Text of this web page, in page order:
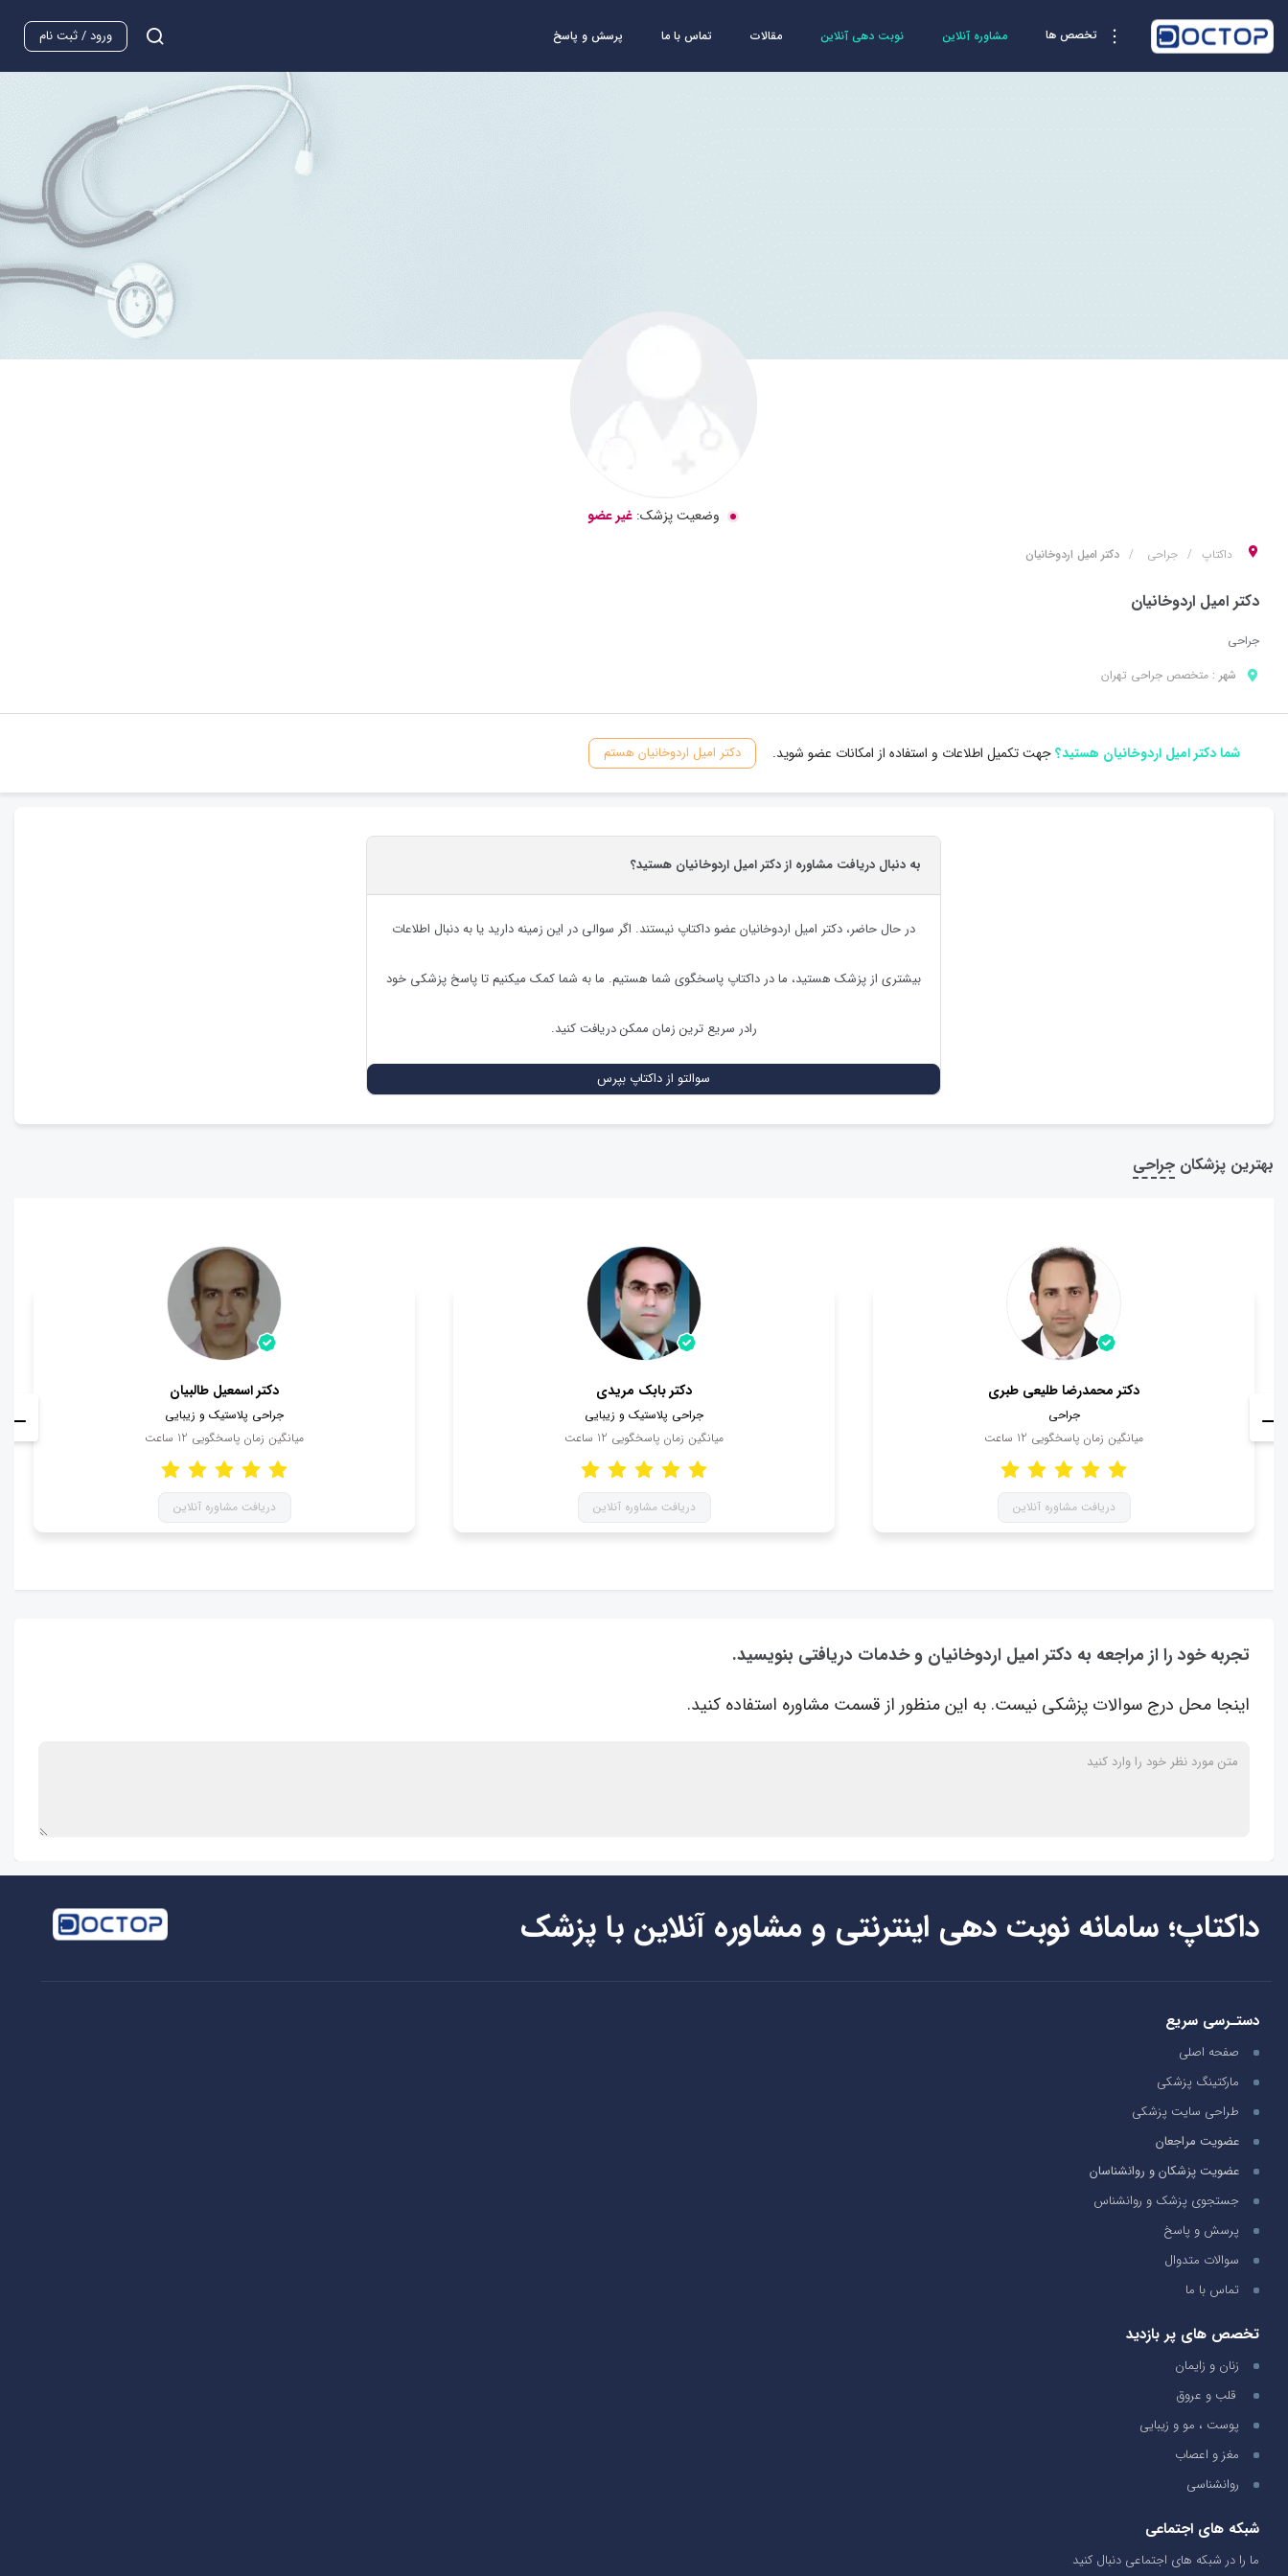
تخصص ها مشاوره آنلاین نوبت دهی آنلاین مقالات تماس با ما پرسش و پاسخ ورود / ثبت نام
وضعیت پزشک: غیر عضو
داکتاپ جراحی دکتر امیل اردوخانیان
دکتر امیل اردوخانیان
جراحی
شهر : متخصص جراحی تهران
شما دکتر امیل اردوخانیان هستید؟جهت تکمیل اطلاعات و استفاده از امکانات عضو شوید. دکتر امیل اردوخانیان هستم
به دنبال دریافت مشاوره از دکتر امیل اردوخانیان هستید؟
در حال حاضر، دکتر امیل اردوخانیانعضو داکتاپ نیستند. اگر سوالی در این زمینه دارید یا به دنبال اطلاعات
بیشتری از پزشک هستید، ما در داکتاپ پاسخگوی شما هستیم. ما به شما کمک میکنیم تا پاسخ پزشکی خود
رادر سریع ترین زمان ممکن دریافت کنید.
سوالتو از داکتاپ بپرس
بهترین پزشکان جراحی
دکتر اسمعیل طالبیان
جراحی پلاستیک و زیبایی
میانگین زمان پاسخگویی 12 ساعت
دریافت مشاوره آنلاین
دکتر بابک مریدی
جراحی پلاستیک و زیبایی
میانگین زمان پاسخگویی 12 ساعت
دریافت مشاوره آنلاین
دکتر محمدرضا طلیعی طبری
جراحی
میانگین زمان پاسخگویی 12 ساعت
دریافت مشاوره آنلاین
تجربه خود را از مراجعه به دکتر امیل اردوخانیان و خدمات دریافتی بنویسید.
اینجا محل درج سوالات پزشکی نیست. به این منظور از قسمت مشاوره استفاده کنید.
داکتاپ؛ سامانه نوبت دهی اینترنتی و مشاوره آنلاین با پزشک
دستـرسی سریع
صفحه اصلی
مارکتینگ پزشکی
طراحی سایت پزشکی
عضویت مراجعان
عضویت پزشکان و روانشناسان
جستجوی پزشک و روانشناس
پرسش و پاسخ
سوالات متدوال
تماس با ما
تخصص های پر بازدید
زنان و زایمان
قلب و عروق
پوست ، مو و زیبایی
مغز و اعصاب
روانشناسی
شبکه های اجتماعی
ما را در شبکه های اجتماعی دنبال کنید